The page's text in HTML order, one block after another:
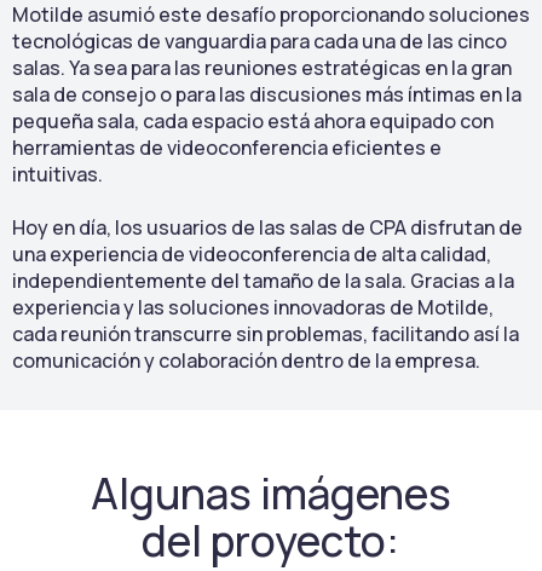
Motilde asumió este desafío proporcionando soluciones
tecnológicas de vanguardia para cada una de las cinco
salas. Ya sea para las reuniones estratégicas en la gran
sala de consejo o para las discusiones más íntimas en la
pequeña sala, cada espacio está ahora equipado con
herramientas de videoconferencia eficientes e
intuitivas.
Hoy en día, los usuarios de las salas de CPA disfrutan de
una experiencia de videoconferencia de alta calidad,
independientemente del tamaño de la sala. Gracias a la
experiencia y las soluciones innovadoras de Motilde,
cada reunión transcurre sin problemas, facilitando así la
comunicación y colaboración dentro de la empresa.
Algunas imágenes
del proyecto: